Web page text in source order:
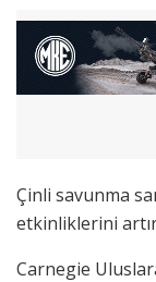
Çinli savunma
etkinliklerini
Carnegie